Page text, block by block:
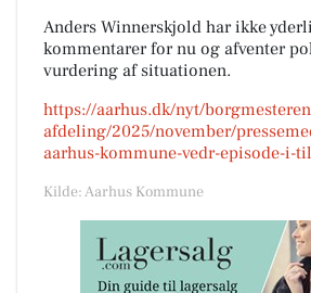
Anders Winnerskjold har ikke
kommentarer for nu og afventer
vurdering af situationen.
https://aarhus.dk/nyt/
afdeling/2025/november/
aarhus-kommune-vedr-episode-i-
Kilde: Aarhus Kommune